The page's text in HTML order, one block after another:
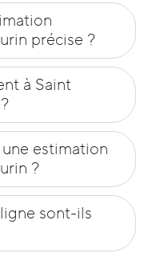
précise ?
à Saint
estimation
?
sont-ils